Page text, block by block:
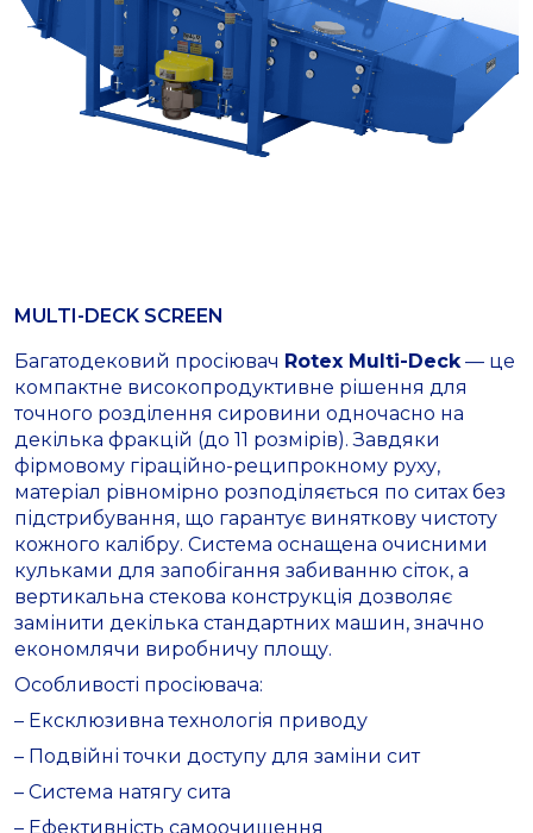
MULTI-DECK SCREEN
Багатодековий просіювач Rotex Multi-Deck— це
компактне високопродуктивне рішення для
точного розділення сировини одночасно на
декілька фракцій (до 11 розмірів). Завдяки
фірмовому гіраційно-реципрокному руху,
матеріал рівномірно розподіляється по ситах без
підстрибування, що гарантує виняткову чистоту
кожного калібру. Система оснащена очисними
кульками для запобігання забиванню сіток, а
вертикальна стекова конструкція дозволяє
замінити декілька стандартних машин, значно
економлячи виробничу площу.
Особливості просіювача:
– Ексклюзивна технологія приводу
– Подвійні точки доступу для заміни сит
– Система натягу сита
– Ефективність самоочищення